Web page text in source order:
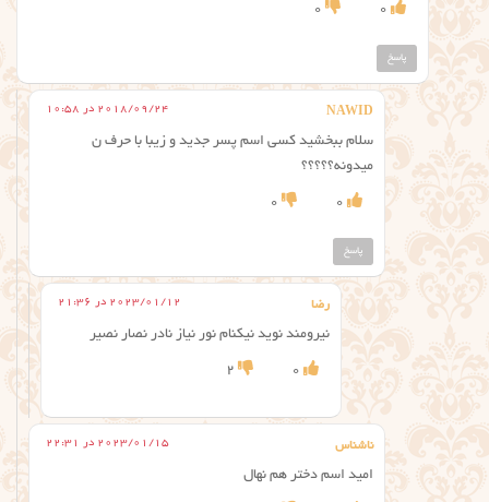
0
0
پاسخ
NAWID 2018/09/24 در 10:58
سلام ببخشید کسی اسم پسر جدید و زیبا با حرف ن
میدونه؟؟؟؟؟
0
0
پاسخ
رضا 2023/01/12 در 21:36
نیرومند نوید نیکنام نور نیاز نادر نصار نصیر
0
2
ناشناس 2023/01/15 در 22:31
امید اسم دختر هم نهال